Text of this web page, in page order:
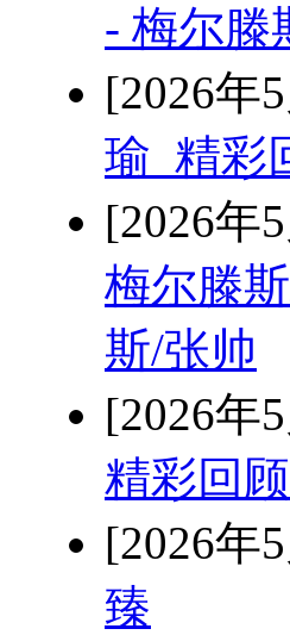
- 梅尔滕
[2026年
瑜 精彩
[2026年
梅尔滕
斯/张帅
[2026年
精彩回
[2026年
臻